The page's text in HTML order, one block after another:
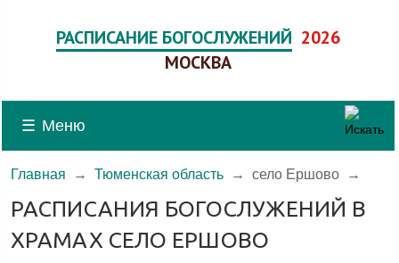
РАСПИСАНИЕ БОГОСЛУЖЕНИЙ 2026
МОСКВА
☰ Меню
Главная → Тюменская область → село Ершово →
РАСПИСАНИЯ БОГОСЛУЖЕНИЙ В
ХРАМАХ СЕЛО ЕРШОВО